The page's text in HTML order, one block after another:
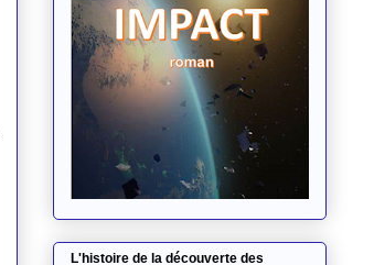
L'histoire de la découverte des